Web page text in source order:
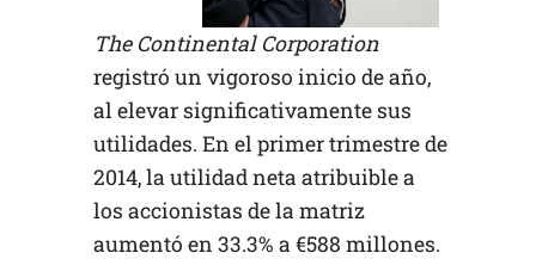
The Continental Corporation
registró un vigoroso inicio de año,
al elevar significativamente sus
utilidades. En el primer trimestre de
2014, la utilidad neta atribuible a
los accionistas de la matriz
aumentó en 33.3% a €588 millones.